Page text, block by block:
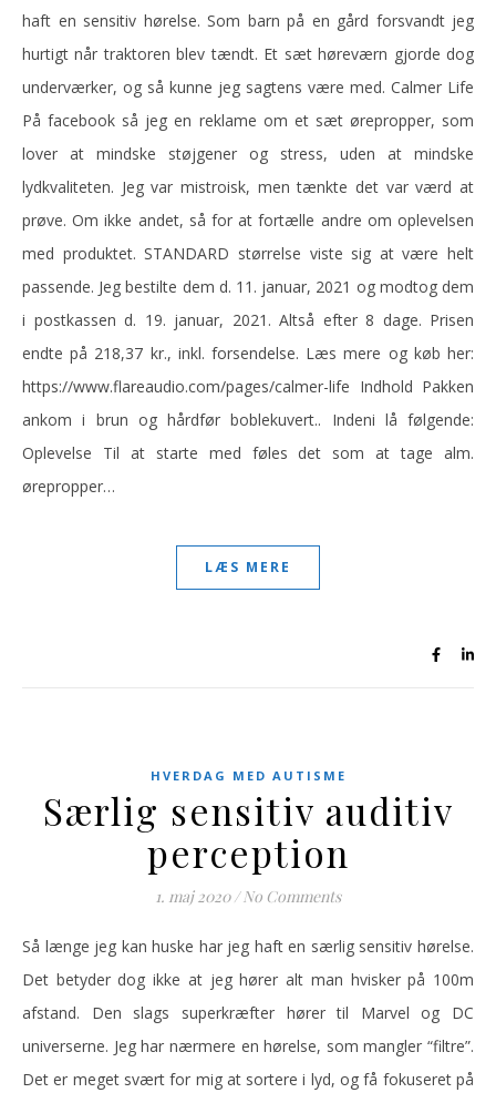
haft en sensitiv hørelse. Som barn på en gård forsvandt jeg
hurtigt når traktoren blev tændt. Et sæt høreværn gjorde dog
underværker, og så kunne jeg sagtens være med. Calmer Life
På facebook så jeg en reklame om et sæt ørepropper, som
lover at mindske støjgener og stress, uden at mindske
lydkvaliteten. Jeg var mistroisk, men tænkte det var værd at
prøve. Om ikke andet, så for at fortælle andre om oplevelsen
med produktet. STANDARD størrelse viste sig at være helt
passende. Jeg bestilte dem d. 11. januar, 2021 og modtog dem
i postkassen d. 19. januar, 2021. Altså efter 8 dage. Prisen
endte på 218,37 kr., inkl. forsendelse. Læs mere og køb her:
https://www.flareaudio.com/pages/calmer-life Indhold Pakken
ankom i brun og hårdfør boblekuvert.. Indeni lå følgende:
Oplevelse Til at starte med føles det som at tage alm.
ørepropper…
LÆS MERE
HVERDAG MED AUTISME
Særlig sensitiv auditiv
perception
1. maj 2020 / No Comments
Så længe jeg kan huske har jeg haft en særlig sensitiv hørelse.
Det betyder dog ikke at jeg hører alt man hvisker på 100m
afstand. Den slags superkræfter hører til Marvel og DC
universerne. Jeg har nærmere en hørelse, som mangler “filtre”.
Det er meget svært for mig at sortere i lyd, og få fokuseret på